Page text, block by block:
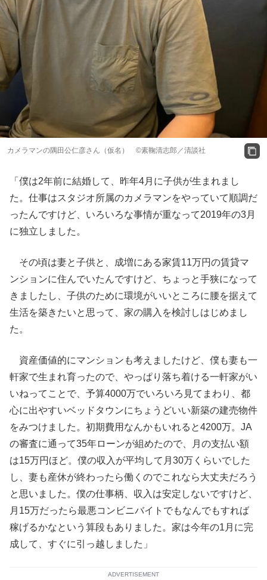
カメラマンの隅田公仁彦さん（仮名） ©︎素鞠清志郎／清談社
「僕は2年前に結婚して、昨年4月に子供が生まれまし
た。仕事はスタジオ所属のカメラマンをやっていて順調だ
ったんですけど、いろいろな事情が重なって2019年の3月
に独立しました。
その頃は妻と子供と、成増にある家賃11万円の賃貸マ
ンションに住んでいたんですけど、ちょっと手狭になって
きましたし、子供のために環境がいいところに腰を据えて
生活を築きたいと思って、家の購入を検討しはじめまし
た。
資産価値的にマンションも考えましたけど、僕も妻も一
軒家で生まれ育ったので、やっぱり落ち着ける一軒家がい
いねってことで、予算4000万でいろいろ見てまわり、都
心に出やすいベッドタウンにちょうどいい新築の建売物件
をみつけました。初期費用なんかもいれると4200万。JA
の審査に通って35年ローンが組めたので、月の支払い額
は15万円ほど。僕の収入が平均して月30万くらいでした
し、妻も産休が終わったら働くのでこれなら大丈夫だろう
と思いました。僕の仕事柄、収入は安定しないですけど、
月15万だったら最悪コンビニバイトでもなんでもすれば
稼げるかなという算段もありました。家は今年の1月に完
成して、すぐに引っ越しました」
ADVERTISEMENT